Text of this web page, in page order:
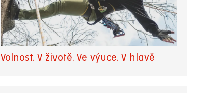
Volnost. V životě. Ve výuce. V hlavě